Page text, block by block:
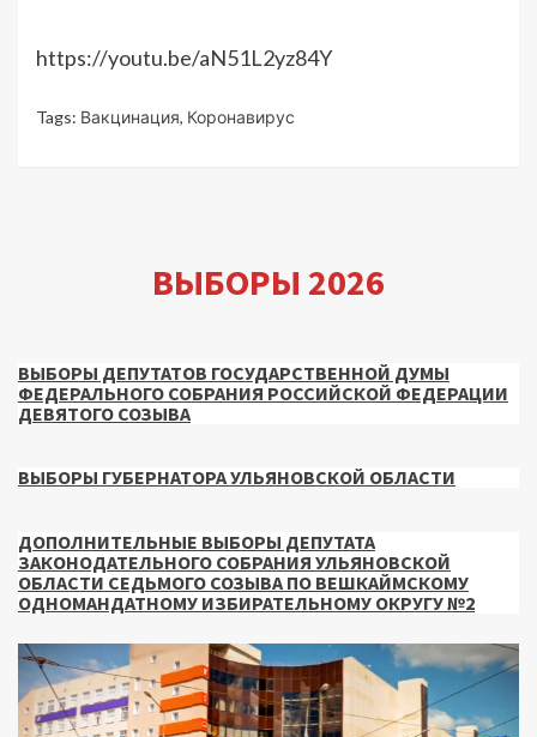
https://youtu.be/aN51L2yz84Y
Tags: Вакцинация, Коронавирус
ВЫБОРЫ 2026
ВЫБОРЫ ДЕПУТАТОВ ГОСУДАРСТВЕННОЙ ДУМЫ
ФЕДЕРАЛЬНОГО СОБРАНИЯ РОССИЙСКОЙ ФЕДЕРАЦИИ
ДЕВЯТОГО СОЗЫВА
ВЫБОРЫ ГУБЕРНАТОРА УЛЬЯНОВСКОЙ ОБЛАСТИ
ДОПОЛНИТЕЛЬНЫЕ ВЫБОРЫ ДЕПУТАТА
ЗАКОНОДАТЕЛЬНОГО СОБРАНИЯ УЛЬЯНОВСКОЙ
ОБЛАСТИ СЕДЬМОГО СОЗЫВА ПО ВЕШКАЙМСКОМУ
ОДНОМАНДАТНОМУ ИЗБИРАТЕЛЬНОМУ ОКРУГУ №2